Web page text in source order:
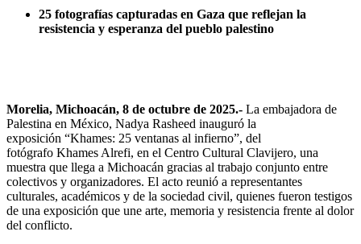
25 fotografías capturadas en Gaza que reflejan la
resistencia y esperanza del pueblo palestino
Morelia, Michoacán, 8 de octubre de 2025.- La embajadora de
Palestina en México, Nadya Rasheed inauguró la
exposición “Khames: 25 ventanas al infierno”, del
fotógrafo Khames Alrefi, en el Centro Cultural Clavijero, una
muestra que llega a Michoacán gracias al trabajo conjunto entre
colectivos y organizadores. El acto reunió a representantes
culturales, académicos y de la sociedad civil, quienes fueron testigos
de una exposición que une arte, memoria y resistencia frente al dolor
del conflicto.